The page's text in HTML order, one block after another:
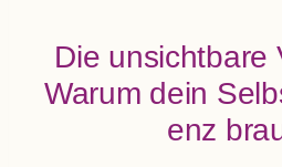
Die unsicht­bare
Warum dein
enz